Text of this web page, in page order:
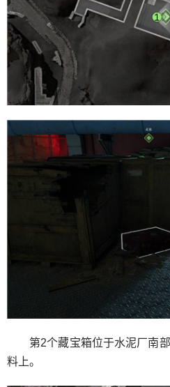
第2个藏宝箱位于水泥厂南
料上。